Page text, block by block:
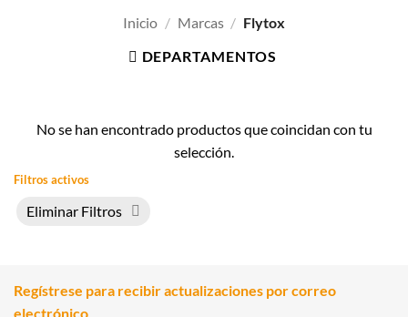
Inicio / Marcas / Flytox
DEPARTAMENTOS
No se han encontrado productos que coincidan con tu
selección.
Filtros activos
Eliminar Filtros
Regístrese para recibir actualizaciones por correo
electrónico